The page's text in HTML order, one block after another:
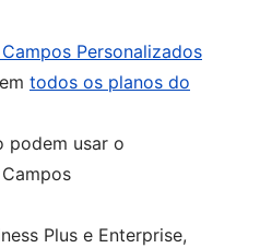
Personalizados
todos os planos do
podem usar o
Plus e Enterprise,